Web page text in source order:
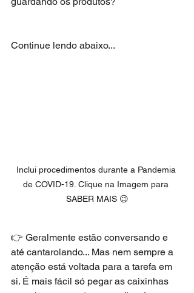
Continue lendo abaixo...
Inclui procedimentos durante a Pandemia
de COVID-19. Clique na Imagem para
SABER MAIS 😉
👉 Geralmente estão conversando e
até cantarolando... Mas nem sempre a
atenção está voltada para a tarefa em
si. É mais fácil só pegar as caixinhas